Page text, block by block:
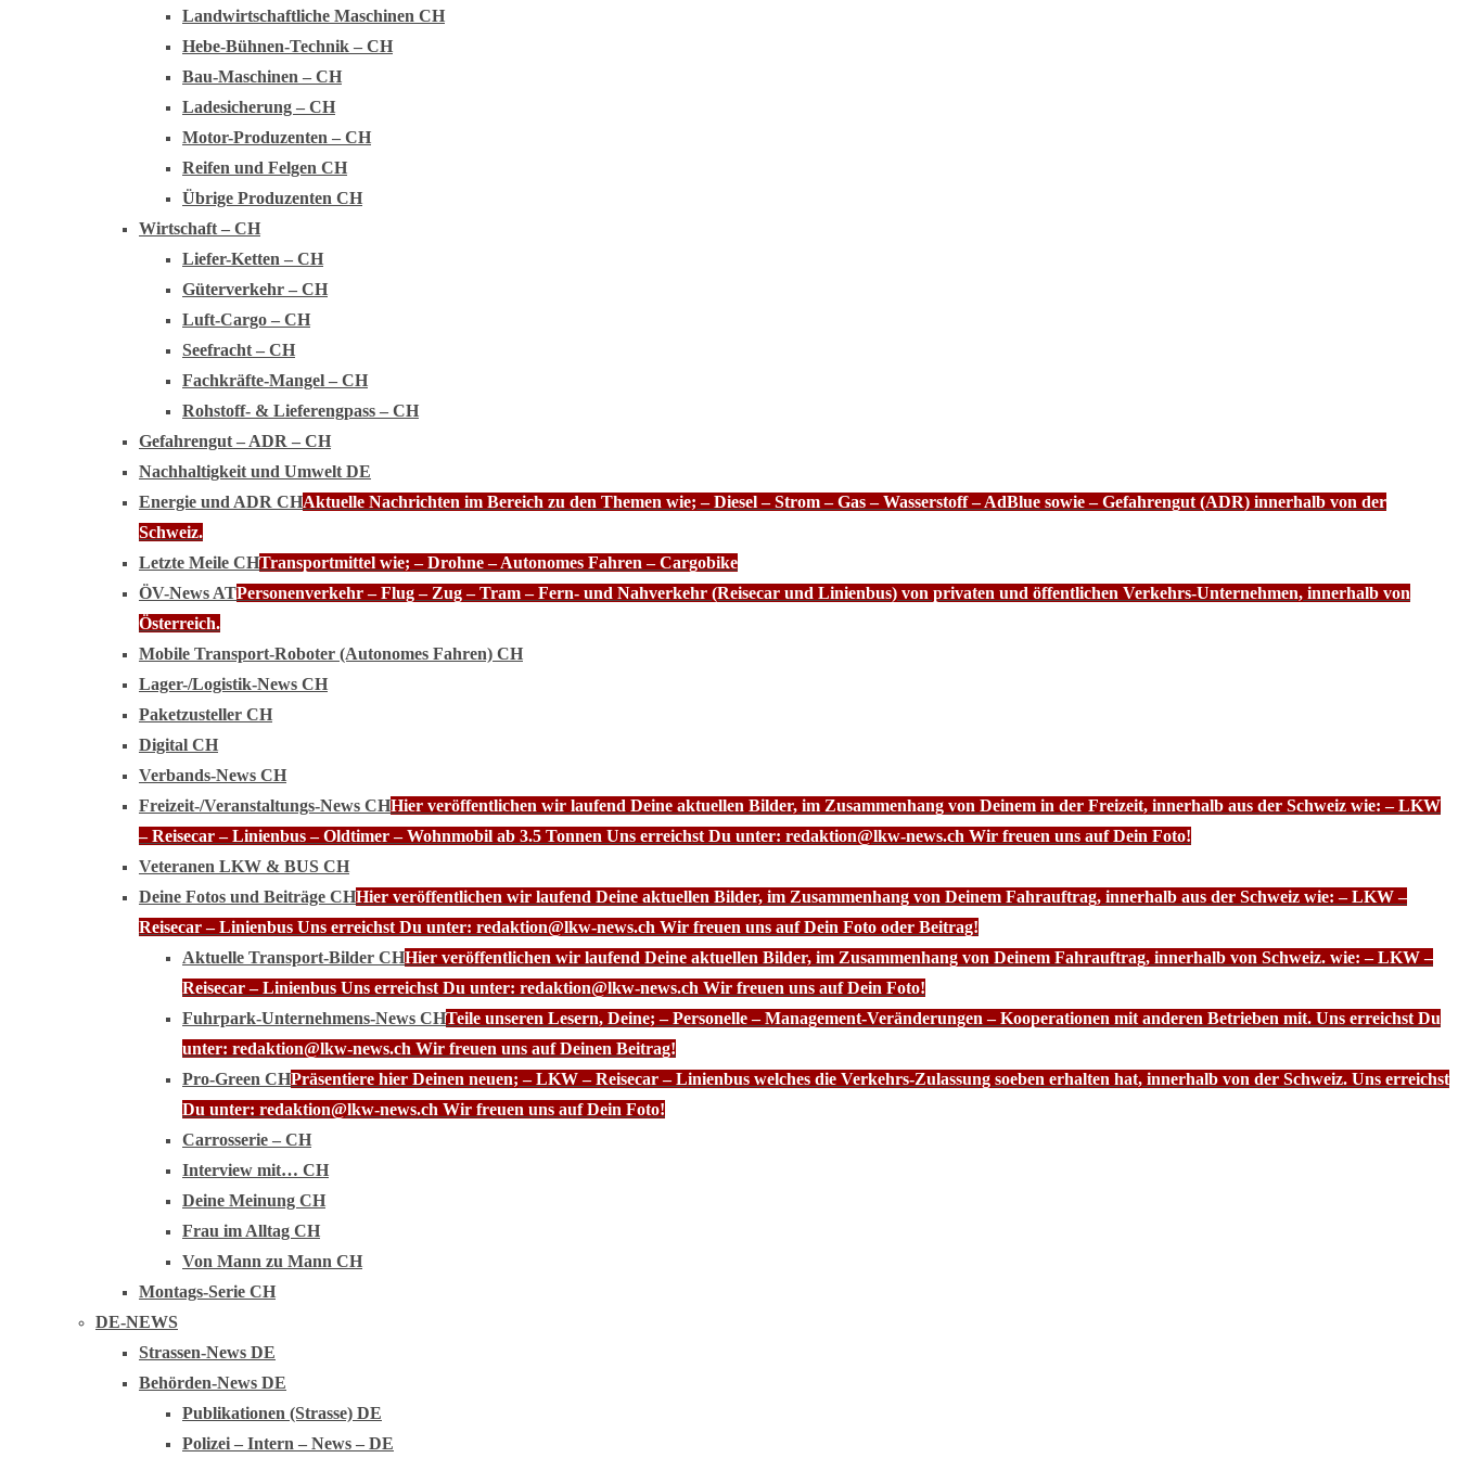
Landwirtschaftliche Maschinen CH
Hebe-Bühnen-Technik – CH
Bau-Maschinen – CH
Ladesicherung – CH
Motor-Produzenten – CH
Reifen und Felgen CH
Übrige Produzenten CH
Wirtschaft – CH
Liefer-Ketten – CH
Güterverkehr – CH
Luft-Cargo – CH
Seefracht – CH
Fachkräfte-Mangel – CH
Rohstoff- & Lieferengpass – CH
Gefahrengut – ADR – CH
Nachhaltigkeit und Umwelt DE
Energie und ADR CHAktuelle Nachrichten im Bereich zu den Themen wie; – Diesel – Strom – Gas – Wasserstoff – AdBlue sowie – Gefahrengut (ADR) innerhalb von der
Schweiz.
Letzte Meile CHTransportmittel wie; – Drohne – Autonomes Fahren – Cargobike
ÖV-News ATPersonenverkehr – Flug – Zug – Tram – Fern- und Nahverkehr (Reisecar und Linienbus) von privaten und öffentlichen Verkehrs-Unternehmen, innerhalb von
Österreich.
Mobile Transport-Roboter (Autonomes Fahren) CH
Lager-/Logistik-News CH
Paketzusteller CH
Digital CH
Verbands-News CH
Freizeit-/Veranstaltungs-News CHHier veröffentlichen wir laufend Deine aktuellen Bilder, im Zusammenhang von Deinem in der Freizeit, innerhalb aus der Schweiz wie: – LKW
– Reisecar – Linienbus – Oldtimer – Wohnmobil ab 3.5 Tonnen Uns erreichst Du unter: redaktion@lkw-news.ch Wir freuen uns auf Dein Foto!
Veteranen LKW & BUS CH
Deine Fotos und Beiträge CHHier veröffentlichen wir laufend Deine aktuellen Bilder, im Zusammenhang von Deinem Fahrauftrag, innerhalb aus der Schweiz wie: – LKW –
Reisecar – Linienbus Uns erreichst Du unter: redaktion@lkw-news.ch Wir freuen uns auf Dein Foto oder Beitrag!
Aktuelle Transport-Bilder CHHier veröffentlichen wir laufend Deine aktuellen Bilder, im Zusammenhang von Deinem Fahrauftrag, innerhalb von Schweiz. wie: – LKW –
Reisecar – Linienbus Uns erreichst Du unter: redaktion@lkw-news.ch Wir freuen uns auf Dein Foto!
Fuhrpark-Unternehmens-News CHTeile unseren Lesern, Deine; – Personelle – Management-Veränderungen – Kooperationen mit anderen Betrieben mit. Uns erreichst Du
unter: redaktion@lkw-news.ch Wir freuen uns auf Deinen Beitrag!
Pro-Green CHPräsentiere hier Deinen neuen; – LKW – Reisecar – Linienbus welches die Verkehrs-Zulassung soeben erhalten hat, innerhalb von der Schweiz. Uns erreichst
Du unter: redaktion@lkw-news.ch Wir freuen uns auf Dein Foto!
Carrosserie – CH
Interview mit… CH
Deine Meinung CH
Frau im Alltag CH
Von Mann zu Mann CH
Montags-Serie CH
DE-NEWS
Strassen-News DE
Behörden-News DE
Publikationen (Strasse) DE
Polizei – Intern – News – DE